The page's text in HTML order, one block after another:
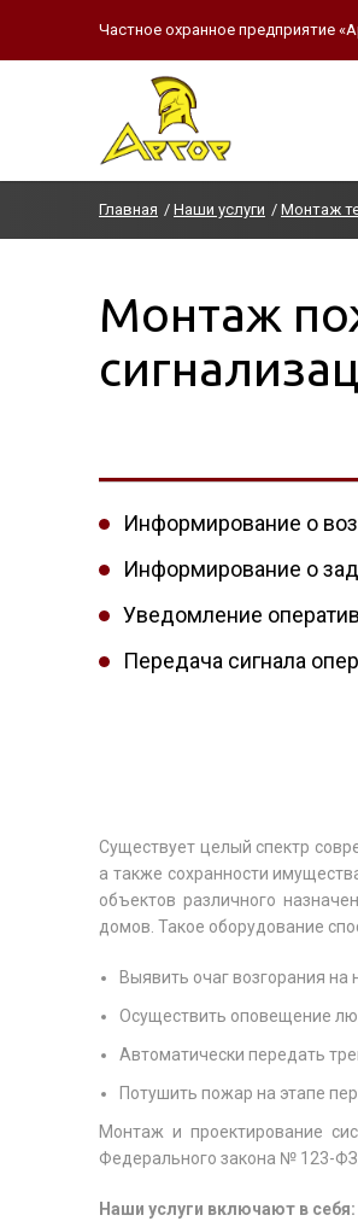
Частное охранное предприятие
Главная Наши услуги Монтаж
Монтаж
Информирование о
Информирование о
Уведомление
Передача сигнала
Существует целый спектр
а также сохранности
объектов различного
домов. Такое оборудование
Выявить очаг возгорания на
Осуществить оповещение
Автоматически передать
Потушить пожар на этапе
Монтаж и проектирование
Федерального закона № 123-
Наши услуги включают в себя: